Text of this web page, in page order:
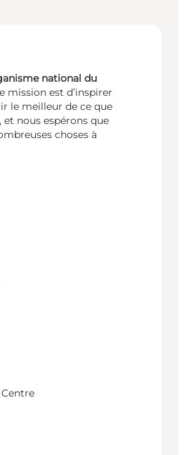
national du
mission est d’inspirer
le meilleur de ce que
nous espérons que
choses à